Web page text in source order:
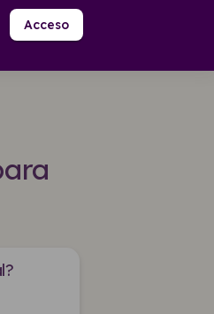
Acceso